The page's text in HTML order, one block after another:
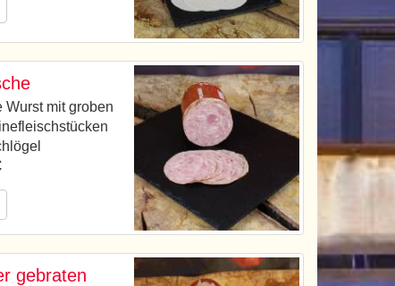
Wurst mit groben
gebraten